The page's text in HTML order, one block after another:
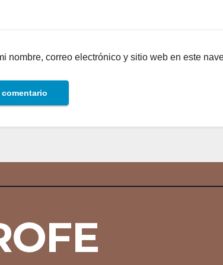
nombre, correo electrónico y sitio web en este